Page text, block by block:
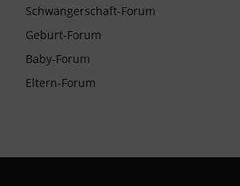
Schwangerschaft-Forum
Geburt-Forum
Baby-Forum
Eltern-Forum